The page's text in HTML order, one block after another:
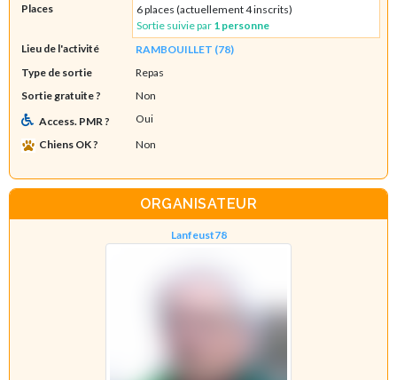
Places
6 places (actuellement 4 inscrits)
Sortie suivie par 1 personne
Lieu de l'activité
RAMBOUILLET (78)
Type de sortie
Repas
Sortie gratuite ?
Non
Access. PMR ?
Oui
Chiens OK ?
Non
ORGANISATEUR
Lanfeust78